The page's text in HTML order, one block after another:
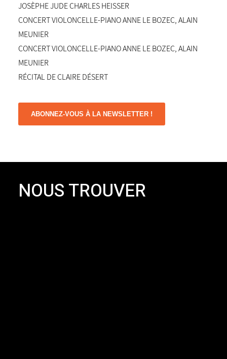
JOSÈPHE JUDE CHARLES HEISSER
CONCERT VIOLONCELLE-PIANO ANNE LE BOZEC, ALAIN
MEUNIER
CONCERT VIOLONCELLE-PIANO ANNE LE BOZEC, ALAIN
MEUNIER
RÉCITAL DE CLAIRE DÉSERT
ABONNEZ-VOUS À LA NEWSLETTER !
NOUS TROUVER